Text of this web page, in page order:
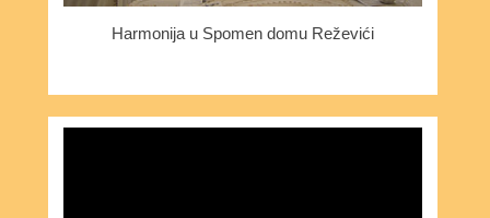
Harmonija u Spomen domu Reževići